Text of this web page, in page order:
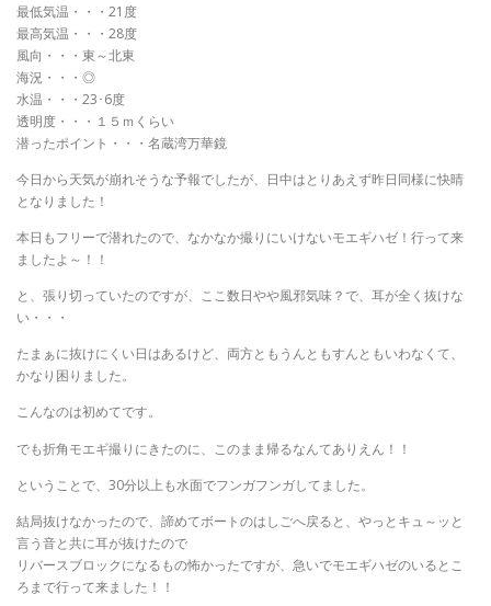
最低気温・・・21度
最高気温・・・28度
風向・・・東～北東
海況・・・◎
水温・・・23･6度
透明度・・・１５ｍくらい
潜ったポイント・・・名蔵湾万華鏡
今日から天気が崩れそうな予報でしたが、日中はとりあえず昨日同様に快晴
となりました！
本日もフリーで潜れたので、なかなか撮りにいけないモエギハゼ！行って来
ましたよ～！！
と、張り切っていたのですが、ここ数日やや風邪気味？で、耳が全く抜けな
い・・・
たまぁに抜けにくい日はあるけど、両方ともうんともすんともいわなくて、
かなり困りました。
こんなのは初めてです。
でも折角モエギ撮りにきたのに、このまま帰るなんてありえん！！
ということで、30分以上も水面でフンガフンガしてました。
結局抜けなかったので、諦めてボートのはしごへ戻ると、やっとキュ～ッと
言う音と共に耳が抜けたので
リバースブロックになるもの怖かったですが、急いでモエギハゼのいるとこ
ろまで行って来ました！！